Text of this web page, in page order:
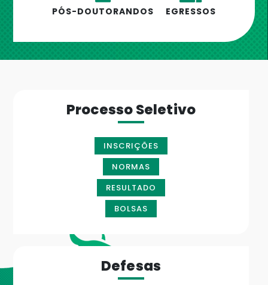
PÓS-DOUTORANDOS EGRESSOS
Processo Seletivo
INSCRIÇÕES
NORMAS
RESULTADO
BOLSAS
Defesas